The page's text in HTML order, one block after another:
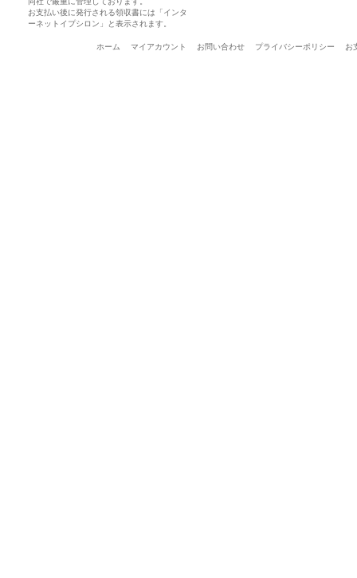
お支払い後に発行される領収書には「インタ
ーネットイプシロン」と表示されます。
ホーム マイアカウント お問い合わせ プライバシーポリシー お